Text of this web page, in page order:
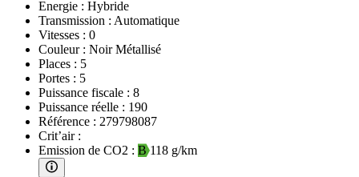
Energie : Hybride
Transmission : Automatique
Vitesses : 0
Couleur : Noir Métallisé
Places : 5
Portes : 5
Puissance fiscale : 8
Puissance réelle : 190
Référence : 279798087
Crit’air :
Emission de CO2 : B118 g/km